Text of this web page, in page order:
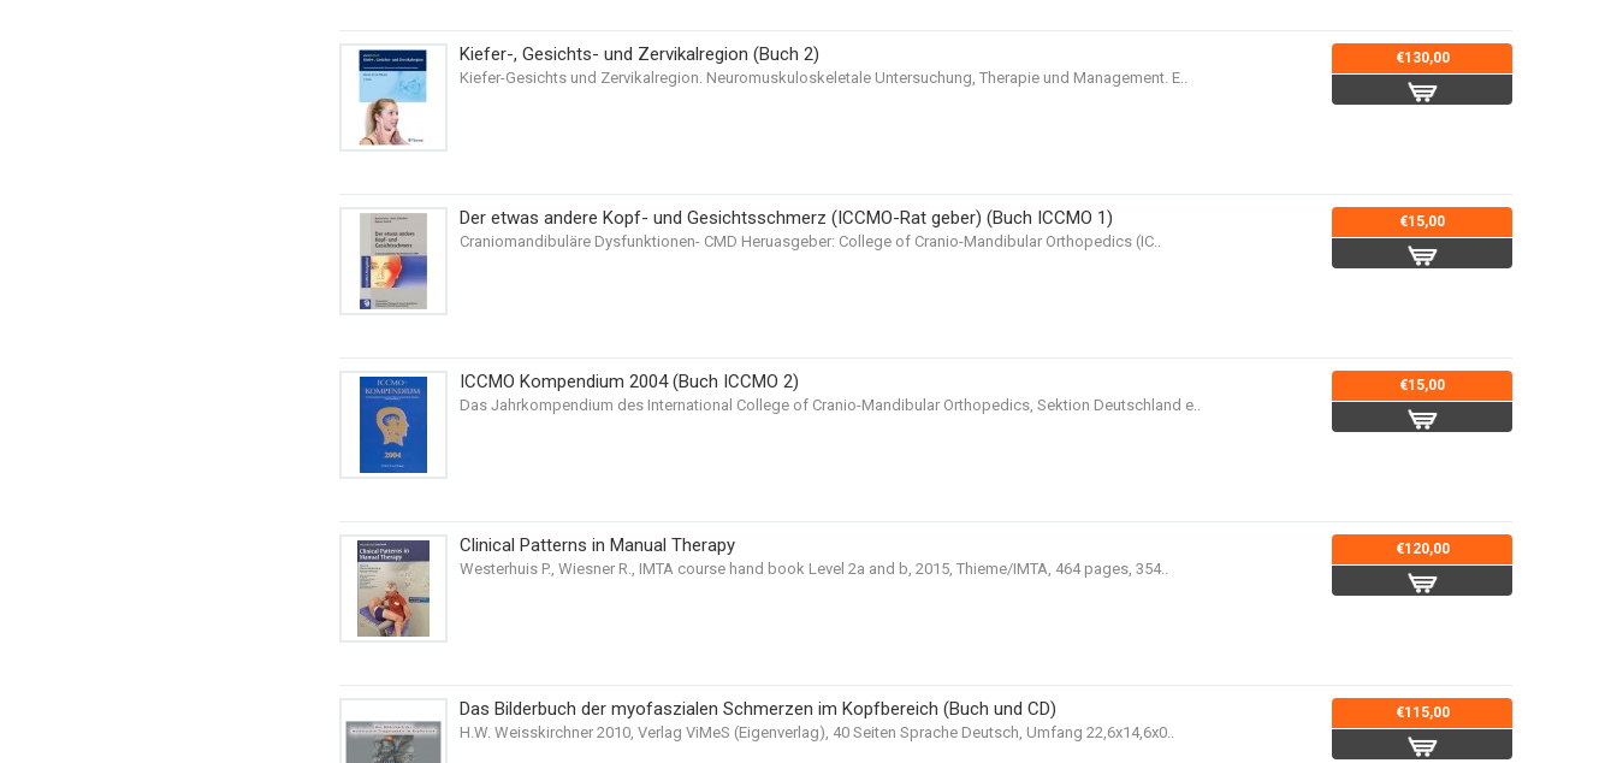
Kiefer-, Gesichts- und Zervikalregion (Buch 2)
Kiefer-Gesichts und Zervikalregion. Neuromuskuloskeletale Untersuchung, Therapie und Management. E..
€130,00
Der etwas andere Kopf- und Gesichtsschmerz (ICCMO-Rat geber) (Buch ICCMO 1)
Craniomandibuläre Dysfunktionen- CMD Heruasgeber: College of Cranio-Mandibular Orthopedics (IC..
€15,00
ICCMO Kompendium 2004 (Buch ICCMO 2)
Das Jahrkompendium des International College of Cranio-Mandibular Orthopedics, Sektion Deutschland e..
€15,00
Clinical Patterns in Manual Therapy
Westerhuis P., Wiesner R., IMTA course hand book Level 2a and b, 2015, Thieme/IMTA, 464 pages, 354..
€120,00
Das Bilderbuch der myofaszialen Schmerzen im Kopfbereich (Buch und CD)
H.W. Weisskirchner 2010, Verlag ViMeS (Eigenverlag), 40 Seiten Sprache Deutsch, Umfang 22,6x14,6x0..
€115,00